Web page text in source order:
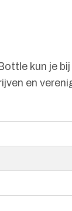
kun je
en